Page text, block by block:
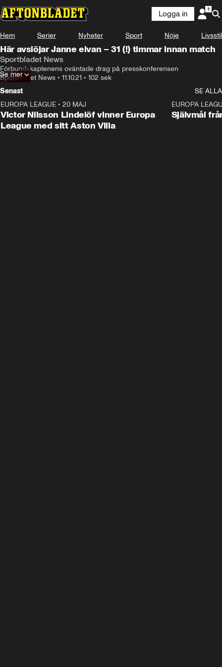
Logga in
Hem Serier Nyheter Sport Nöje Livsstil
Här avslöjar Janne elvan – 31 (!) timmar innan match
Sportbladet News
Förbundskaptenens oväntade drag på presskonferensen
Sportbladet News • 11.10.21 • 102 sek
Se mer
Senast
SE ALLA
EUROPA LEAGUE • 20 MAJ
Victor Nilsson Lindelöf vinner Europa
League med sitt Aston Villa
EUROPA
Självmål